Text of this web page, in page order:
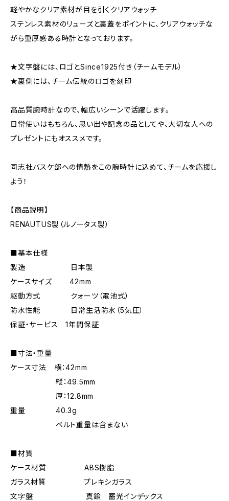
軽やかなクリア素材が目を引くクリアウォッチ
ステンレス素材のリューズと裏蓋をポイントに、クリアウォッチな
がら重厚感ある時計となっております。
★文字盤には、ロゴとSince1925付き（チームモデル）
★裏側には、チーム伝統のロゴを刻印
高品質腕時計なので、幅広いシーンで活躍します。
日常使いはもちろん、思い出や記念の品としてや、大切な人への
プレゼントにもオススメです。
同志社バスケ部への情熱をこの腕時計に込めて、チームを応援し
よう！
【商品説明】
RENAUTUS製（ルノータス製）
■基本仕様
製造 日本製
ケースサイズ 42mm
駆動方式 クォーツ（電池式）
防水性能 日常生活防水（5気圧）
保証・サービス 1年間保証
■寸法・重量
ケース寸法 横：42mm
縦：49.5mm
厚：12.8mm
重量 40.3g
ベルト重量は含まない
■材質
ケース材質 ABS樹脂
ガラス材質 プレキシガラス
文字盤 真鍮 蓄光インデックス